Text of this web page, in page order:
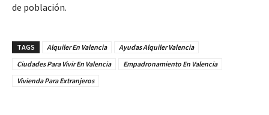
de población.
TAGS Alquiler En Valencia
Ayudas Alquiler Valencia
Ciudades Para Vivir En Valencia
Empadronamiento En Valencia
Vivienda Para Extranjeros